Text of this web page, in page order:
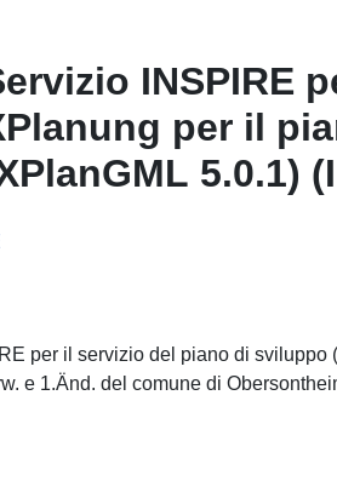
INSPIRE
per il
5.0.1)
per il servizio del piano di sviluppo
e 1.Änd. del comune di